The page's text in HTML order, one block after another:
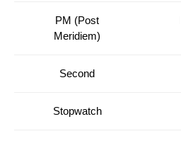
PM (Post
Meridiem)
Second
Stopwatch